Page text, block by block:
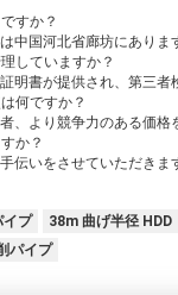
すか？
中国河北省廊坊にありま
していますか？
明書が提供され、第三者
何ですか？
、より競争力のある価格
か？
伝いをさせていただきま
イプ
38m 曲げ半径 HDD
パイプ